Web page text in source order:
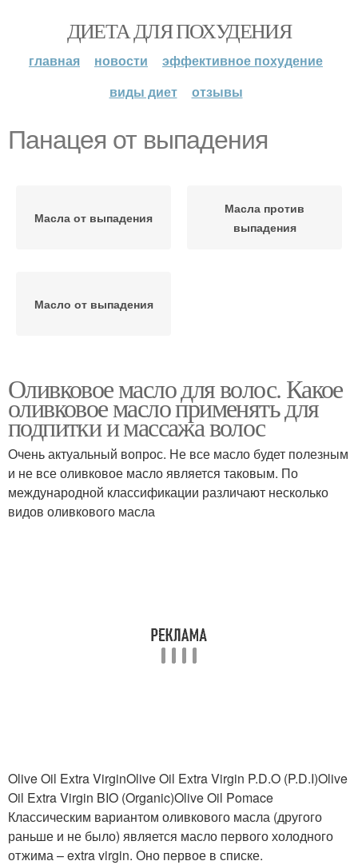
ДИЕТА ДЛЯ ПОХУДЕНИЯ
главная новости
эффективное похудение
виды диет
отзывы
Панацея от выпадения
Масла от выпадения
Масла против
выпадения
Масло от выпадения
Оливковое масло для волос. Какое
оливковое масло применять для
подпитки и массажа волос
Очень актуальный вопрос. Не все масло будет полезным
и не все оливковое масло является таковым. По
международной классификации различают несколько
видов оливкового масла
Olive Oil Extra VirginOlive Oil Extra Virgin P.D.O (P.D.I)Olive
Oil Extra Virgin BIO (Organic)Olive Oil Pomace
Классическим вариантом оливкового масла (другого
раньше и не было) является масло первого холодного
отжима – extra virgin. Оно первое в списке.